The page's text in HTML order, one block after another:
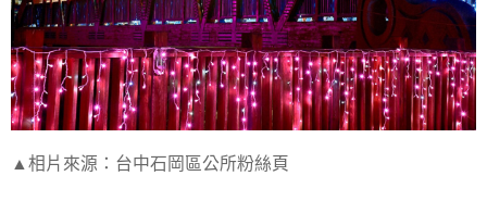
▲相片來源：台中石岡區公所粉絲頁